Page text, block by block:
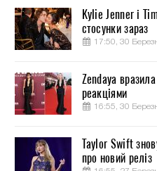
Kylie Jenner і
стосунки зараз
17:50, 30
Zendaya
реакціями
16:55, 30
Taylor Swift
про новий реліз